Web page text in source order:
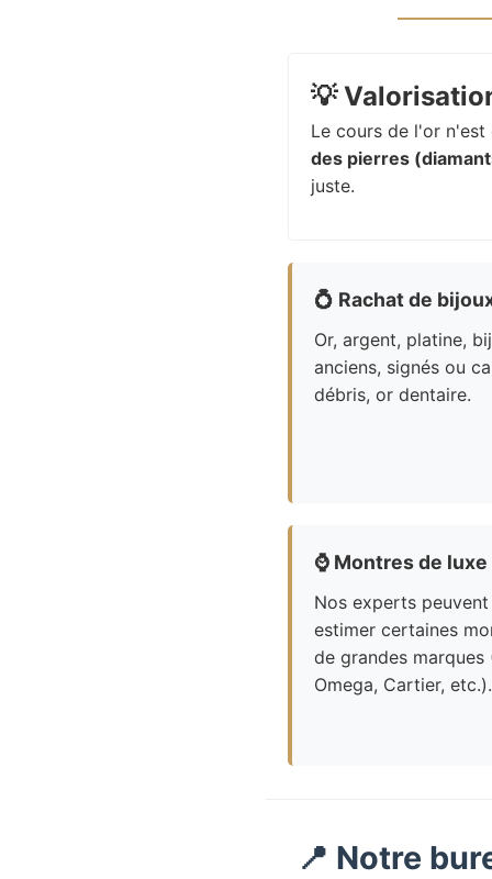
💡
Le cours de l'or
des pierres
juste.
💍 Rachat de
Or, argent, platine,
anciens, signés ou
débris, or dentaire.
⌚ Montres de luxe
Nos experts peuvent
estimer certaines
de grandes marques
Omega, Cartier, etc.).
📍 Notre